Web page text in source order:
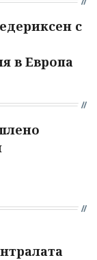
с
в Европа